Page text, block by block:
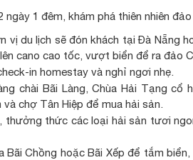
ngày 1 đêm, khám phá thiên nhiên
vị du lịch sẽ đón khách tại Đà Nẵng
cano cao tốc, vượt biển để ra đảo
in homestay và nghỉ ngơi nhẹ.
chài Bãi Làng, Chùa Hải Tạng cổ
chợ Tân Hiệp để mua hải sản.
thưởng thức các loại hải sản tươi
Bãi Chồng hoặc Bãi Xếp để tắm